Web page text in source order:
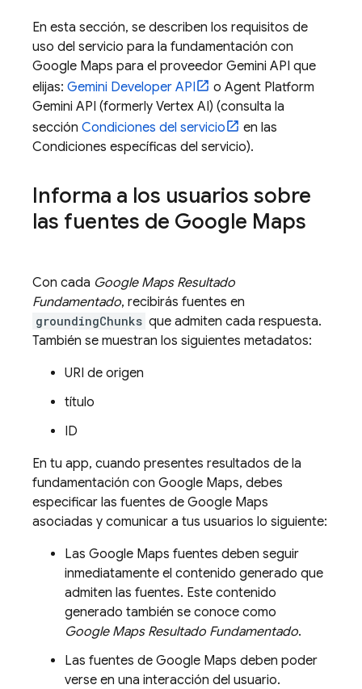
En esta sección, se describen los requisitos de
uso del servicio para la fundamentación con
Google Maps para el proveedor Gemini API que
elijas: Gemini Developer API o Agent Platform
Gemini API (formerly Vertex AI) (consulta la
sección Condiciones del servicio
en las
Condiciones específicas del servicio).
Informa a los usuarios sobre
las fuentes de Google Maps
Con cada Google MapsResultado
Fundamentado, recibirás fuentes en
groundingChunks que admiten cada respuesta.
También se muestran los siguientes metadatos:
URI de origen
título
ID
En tu app, cuando presentes resultados de la
fundamentación con Google Maps, debes
especificar las fuentes de Google Maps
asociadas y comunicar a tus usuarios lo siguiente:
Las Google Maps fuentes deben seguir
inmediatamente el contenido generado que
admiten las fuentes. Este contenido
generado también se conoce como
Google MapsResultado Fundamentado.
Las fuentes de Google Maps deben poder
verse en una interacción del usuario.